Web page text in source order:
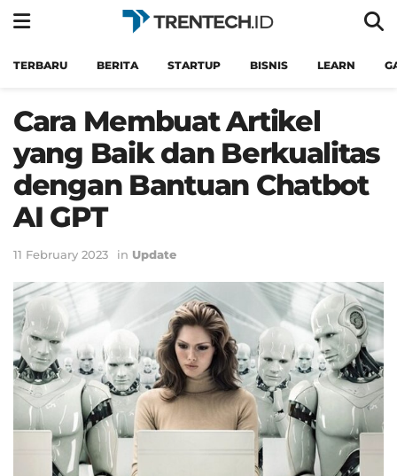
TERBARU BERITA STARTUP BISNIS LEARN
Cara Membuat Artikel
yang Baik dan Berkualitas
dengan Bantuan Chatbot
AI GPT
11 February 2023 in Update